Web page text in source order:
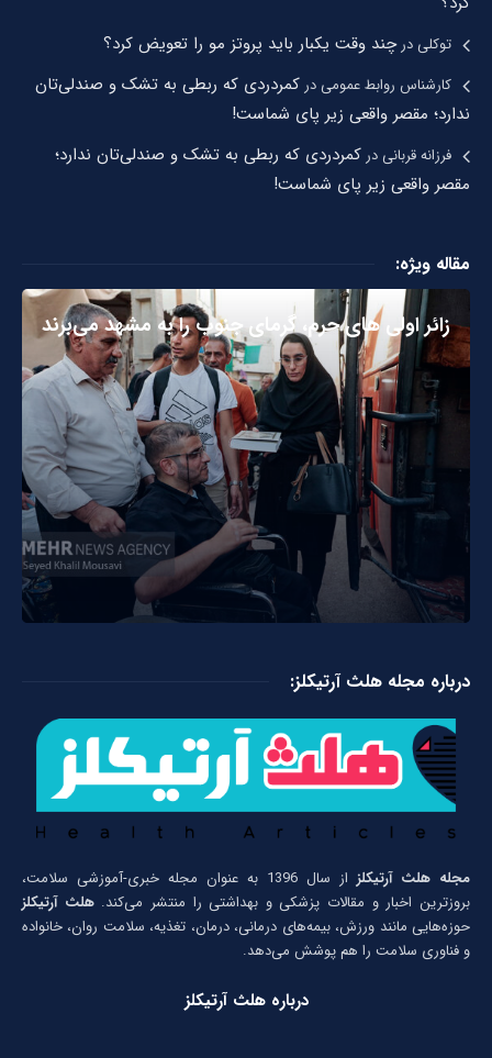
توکلیدرچند وقت یکبار باید پروتز مو را تعویض کرد؟
کارشناس روابط عمومیدر کمردردی که ربطی به تشک و صندلی‌تان
ندارد؛ مقصر واقعی زیر پای شماست!
فرزانه قربانیدر کمردردی که ربطی به تشک و صندلی‌تان ندارد؛
مقصر واقعی زیر پای شماست!
مقاله ویژه:
زائر اولی های حرم، گرمای جنوب را به مشهد می‌برند
درباره مجله هلث آرتیکلز:
مجله هلث آرتیکلز
از سال 1396 به عنوان مجله خبری-آموزشی سلامت،
بروزترین اخبار و مقالات پزشکی و بهداشتی را منتشر می‌کند.هلث آرتیکلز
حوزه‌هایی مانند ورزش، بیمه‌های درمانی، درمان، تغذیه، سلامت روان، خانواده
و فناوری سلامت را هم پوشش می‌دهد.
درباره هلث آرتیکلز